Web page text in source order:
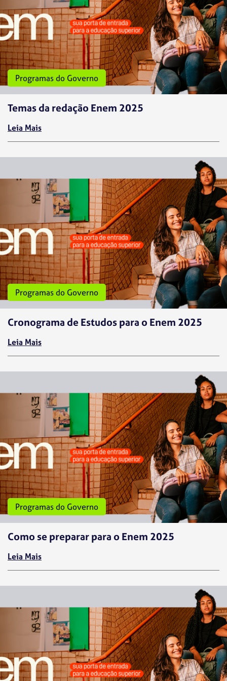
Programas do Governo
Temas da redação Enem 2025
Leia Mais
Programas do Governo
Cronograma de Estudos para o Enem 2025
Leia Mais
Programas do Governo
Como se preparar para o Enem 2025
Leia Mais